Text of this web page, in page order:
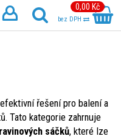
0,00 Kč
bez DPH
řešení pro balení a
Tato kategorie zahrnuje
sáčků, které lze